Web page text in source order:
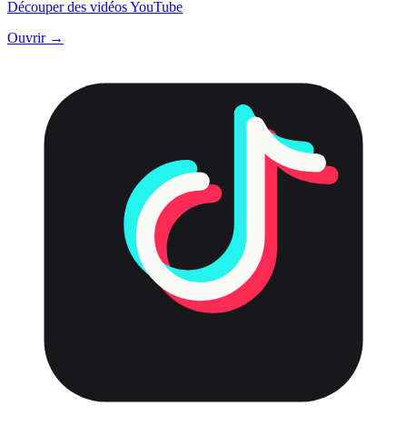
Découper des vidéos YouTube
Ouvrir →